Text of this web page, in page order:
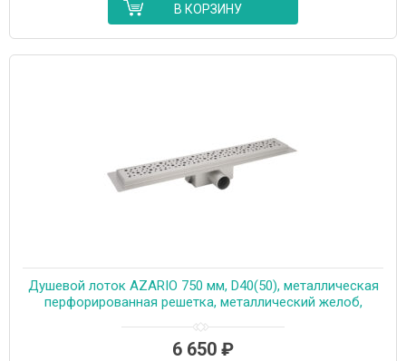
В КОРЗИНУ
Душевой лоток AZARIO 750 мм, D40(50), металлическая
перфорированная решетка, металлический желоб,
6 650 ₽